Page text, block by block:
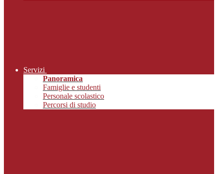
Servizi
Panoramica
Famiglie e studenti
Personale scolastico
Percorsi di studio